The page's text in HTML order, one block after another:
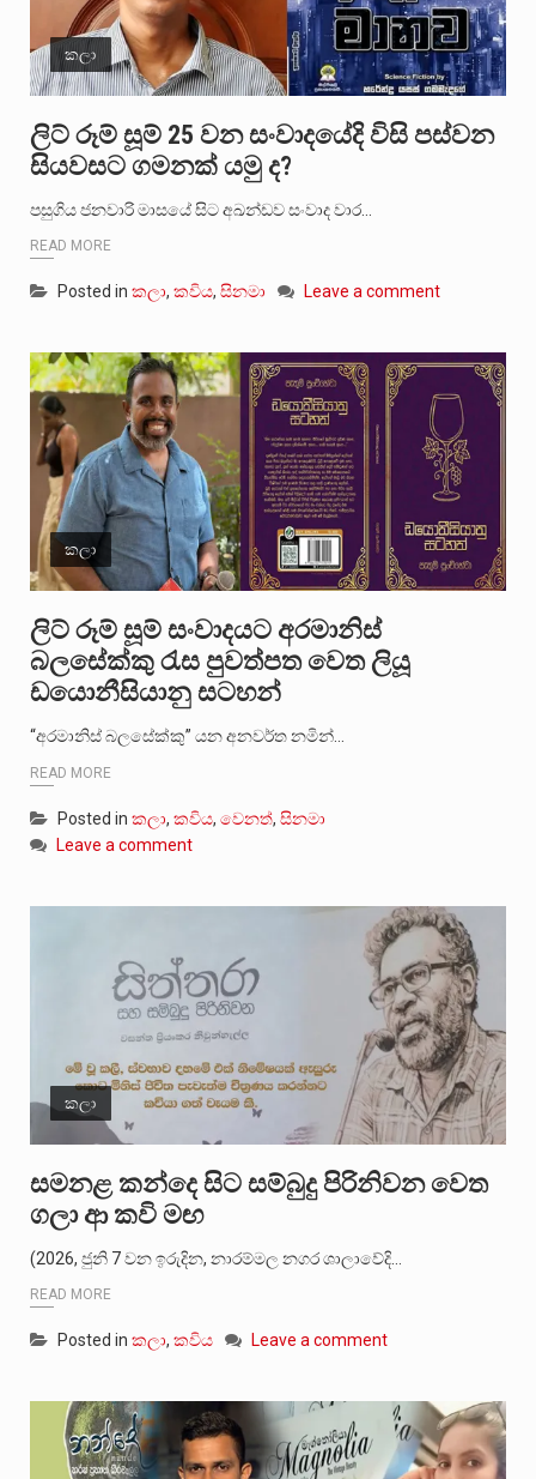
කලා
ලිට් රූම් සූම් 25 වන සංවාදයේදි විසි පස්වන
සියවසට ගමනක් යමු ද?
පසුගිය ජනවාරි මාසයේ සිට අඛන්ඩව සංවාද වාර…
READ MORE
Posted in කලා, කවිය, සිනමා Leave a comment
කලා
ලිට් රූම් සූම් සංවාදයට අරමානිස්
බලසේක්කු රැස පුවත්පත වෙත ලියූ
ඩයොනීසියානු සටහන්
“අරමානිස් බලසේක්කු” යන අනවර්ත නමින්…
READ MORE
Posted in කලා, කවිය, වෙනත්, සිනමා
Leave a comment
කලා
සමනළ කන්දෙ සිට සම්බුදු පිරිනිවන වෙත
ගලා ආ කවි මඟ
(2026, ජුනි 7 වන ඉරුදින, නාරම්මල නගර ශාලාවේදි…
READ MORE
Posted in කලා, කවිය Leave a comment